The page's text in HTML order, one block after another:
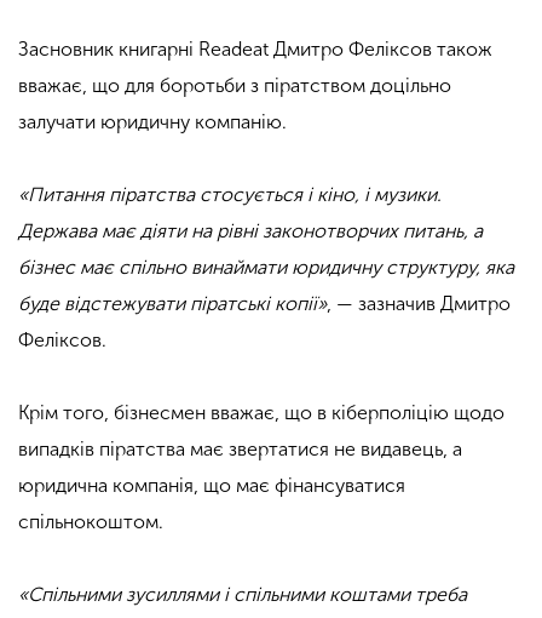
Засновник книгарні Readeat Дмитро Феліксов також
вважає, що для боротьби з піратством доцільно
залучати юридичну компанію.
«Питання піратства стосується і кіно, і музики.
Держава має діяти на рівні законотворчих питань, а
бізнес має спільно винаймати юридичну структуру, яка
буде відстежувати піратські копії», — зазначив Дмитро
Феліксов.
Крім того, бізнесмен вважає, що в кіберполіцію щодо
випадків піратства має звертатися не видавець, а
юридична компанія, що має фінансуватися
спільнокоштом.
«Спільними зусиллями і спільними коштами треба